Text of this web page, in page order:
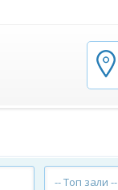
-- Топ зали --